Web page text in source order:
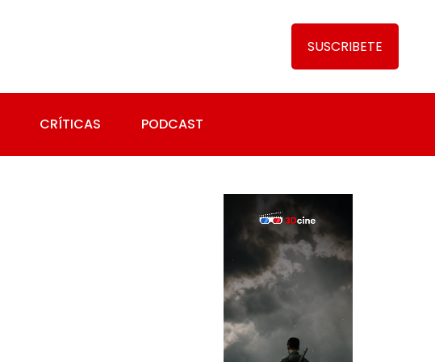
SUSCRIBETE
CRÍTICAS PODCAST